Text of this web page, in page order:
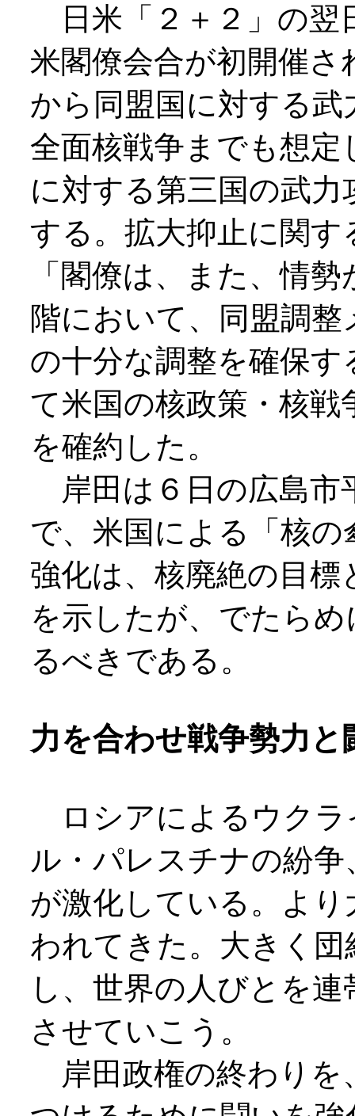
日米「２＋２」の翌
米閣僚会合が初開催
から同盟国に対する
全面核戦争までも想
に対する第三国の武
する。拡大抑止に関
「閣僚は、また、情
階において、同盟調
の十分な調整を確保
て米国の核政策・核
を確約した。
岸田は６日の広島市
で、米国による「核
強化は、核廃絶の目
を示したが、でたら
るべきである。
力を合わせ戦争勢力と
ロシアによるウクラ
ル・パレスチナの紛
が激化している。よ
われてきた。大きく
し、世界の人びとを
させていこう。
岸田政権の終わりを